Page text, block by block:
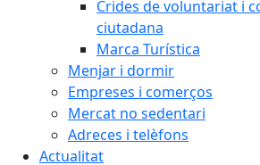
Crides de voluntariat i
ciutadana
Marca Turística
Menjar i dormir
Empreses i comerços
Mercat no sedentari
Adreces i telèfons
Actualitat